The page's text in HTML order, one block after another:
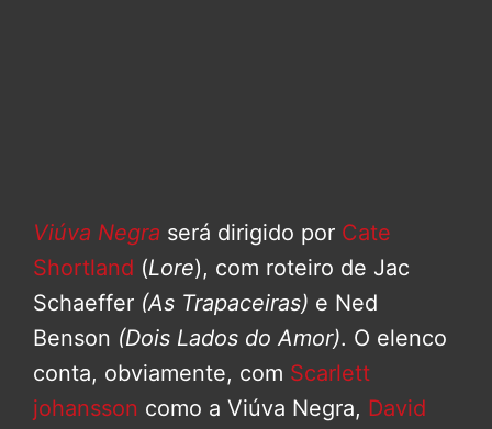
Viúva Negra será dirigido por Cate
Shortland (Lore), com roteiro de Jac
Schaeffer (As Trapaceiras) e Ned
Benson (Dois Lados do Amor). O elenco
conta, obviamente, com Scarlett
johansson como a Viúva Negra, David